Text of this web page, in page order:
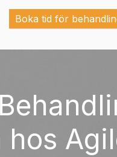
Boka tid för
hos